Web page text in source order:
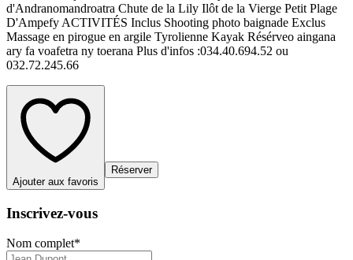
d'Andranomandroatra Chute de la Lily Ilôt de la Vierge Petit Plage
D'Ampefy ACTIVITÉS Inclus Shooting photo baignade Exclus
Massage en pirogue en argile Tyrolienne Kayak Résérveo aingana
ary fa voafetra ny toerana Plus d'infos :034.40.694.52 ou
032.72.245.66
Ajouter aux favoris
Réserver
Inscrivez-vous
Nom complet*